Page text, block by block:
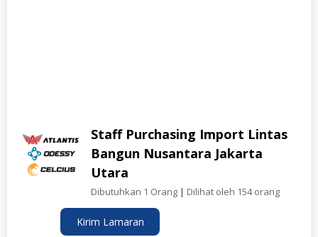
Staff Purchasing Import Lintas
Bangun Nusantara Jakarta
Utara
Dibutuhkan 1 Orang | Dilihat oleh 154 orang
Kirim Lamaran